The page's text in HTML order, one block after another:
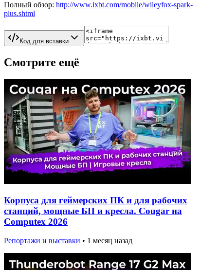
Полный обзор: http://www.ixbt.com/mobile/wileyfox-spark-
plus.shtml
Код для вставки
Смотрите ещё
Корпуса для геймерских ПК и для рабочих
станций, мощные БП и кресла. Cougar на
Computex 2026
Репортажи и выставки • 1 месяц назад